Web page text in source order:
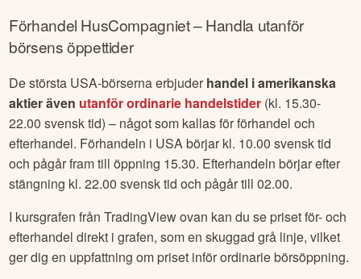
Förhandel HusCompagniet– Handla utanför
börsens öppettider
De största USA-börserna erbjuder handel i amerikanska
aktier även utanför ordinarie handelstider (kl. 15.30-
22.00 svensk tid) – något som kallas för förhandel och
efterhandel. Förhandeln i USA börjar kl. 10.00 svensk tid
och pågår fram till öppning 15.30. Efterhandeln börjar efter
stängning kl. 22.00 svensk tid och pågår till 02.00.
I kursgrafen från TradingView ovan kan du se priset för- och
efterhandel direkt i grafen, som en skuggad grå linje, vilket
ger dig en uppfattning om priset inför ordinarie börsöppning.